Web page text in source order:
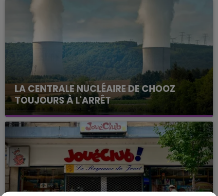
LA CENTRALE NUCLÉAIRE DE CHOOZ
TOUJOURS À L'ARRÊT
Cela fait déjà une semaine que la centrale
nucléaire ardennaise est à l'arrêt. Une situation
justifiée par la sécheresse intense qui est toujours
présente.